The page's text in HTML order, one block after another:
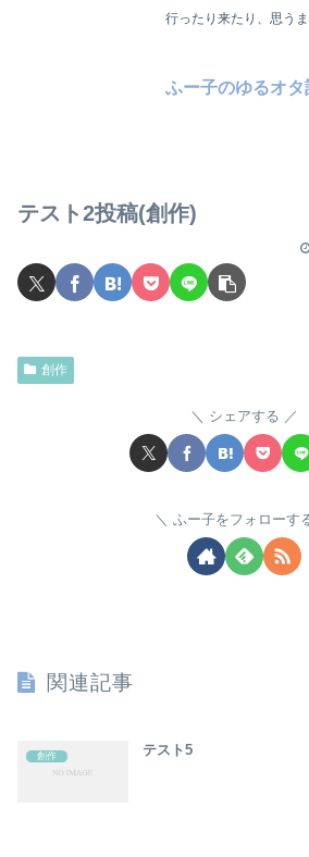
行ったり来たり、思うま
ふー子のゆるオタ
テスト2投稿(創作)
創作
シェアする
ふー子をフォローす
関連記事
創作 テスト5